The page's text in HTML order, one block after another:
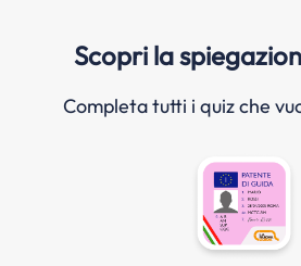
Scopri la
Completa tutti i quiz che